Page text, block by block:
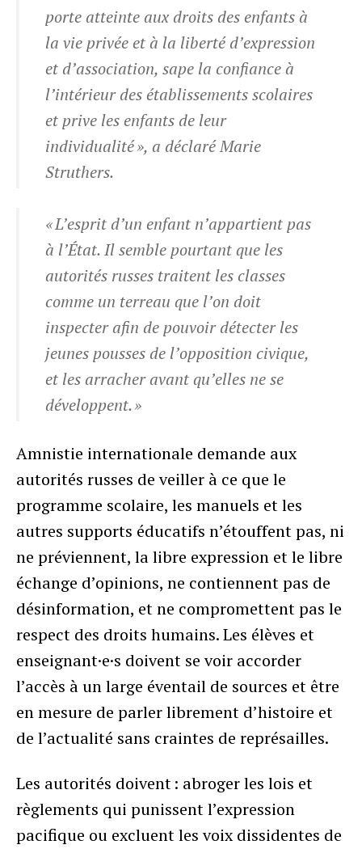
porte atteinte aux droits des enfants à
la vie privée et à la liberté d’expression
et d’association, sape la confiance à
l’intérieur des établissements scolaires
et prive les enfants de leur
individualité », a déclaré Marie
Struthers.
« L’esprit d’un enfant n’appartient pas
à l’État. Il semble pourtant que les
autorités russes traitent les classes
comme un terreau que l’on doit
inspecter afin de pouvoir détecter les
jeunes pousses de l’opposition civique,
et les arracher avant qu’elles ne se
développent. »
Amnistie internationale demande aux
autorités russes de veiller à ce que le
programme scolaire, les manuels et les
autres supports éducatifs n’étouffent pas, ni
ne préviennent, la libre expression et le libre
échange d’opinions, ne contiennent pas de
désinformation, et ne compromettent pas le
respect des droits humains. Les élèves et
enseignant·e·s doivent se voir accorder
l’accès à un large éventail de sources et être
en mesure de parler librement d’histoire et
de l’actualité sans craintes de représailles.
Les autorités doivent : abroger les lois et
règlements qui punissent l’expression
pacifique ou excluent les voix dissidentes de